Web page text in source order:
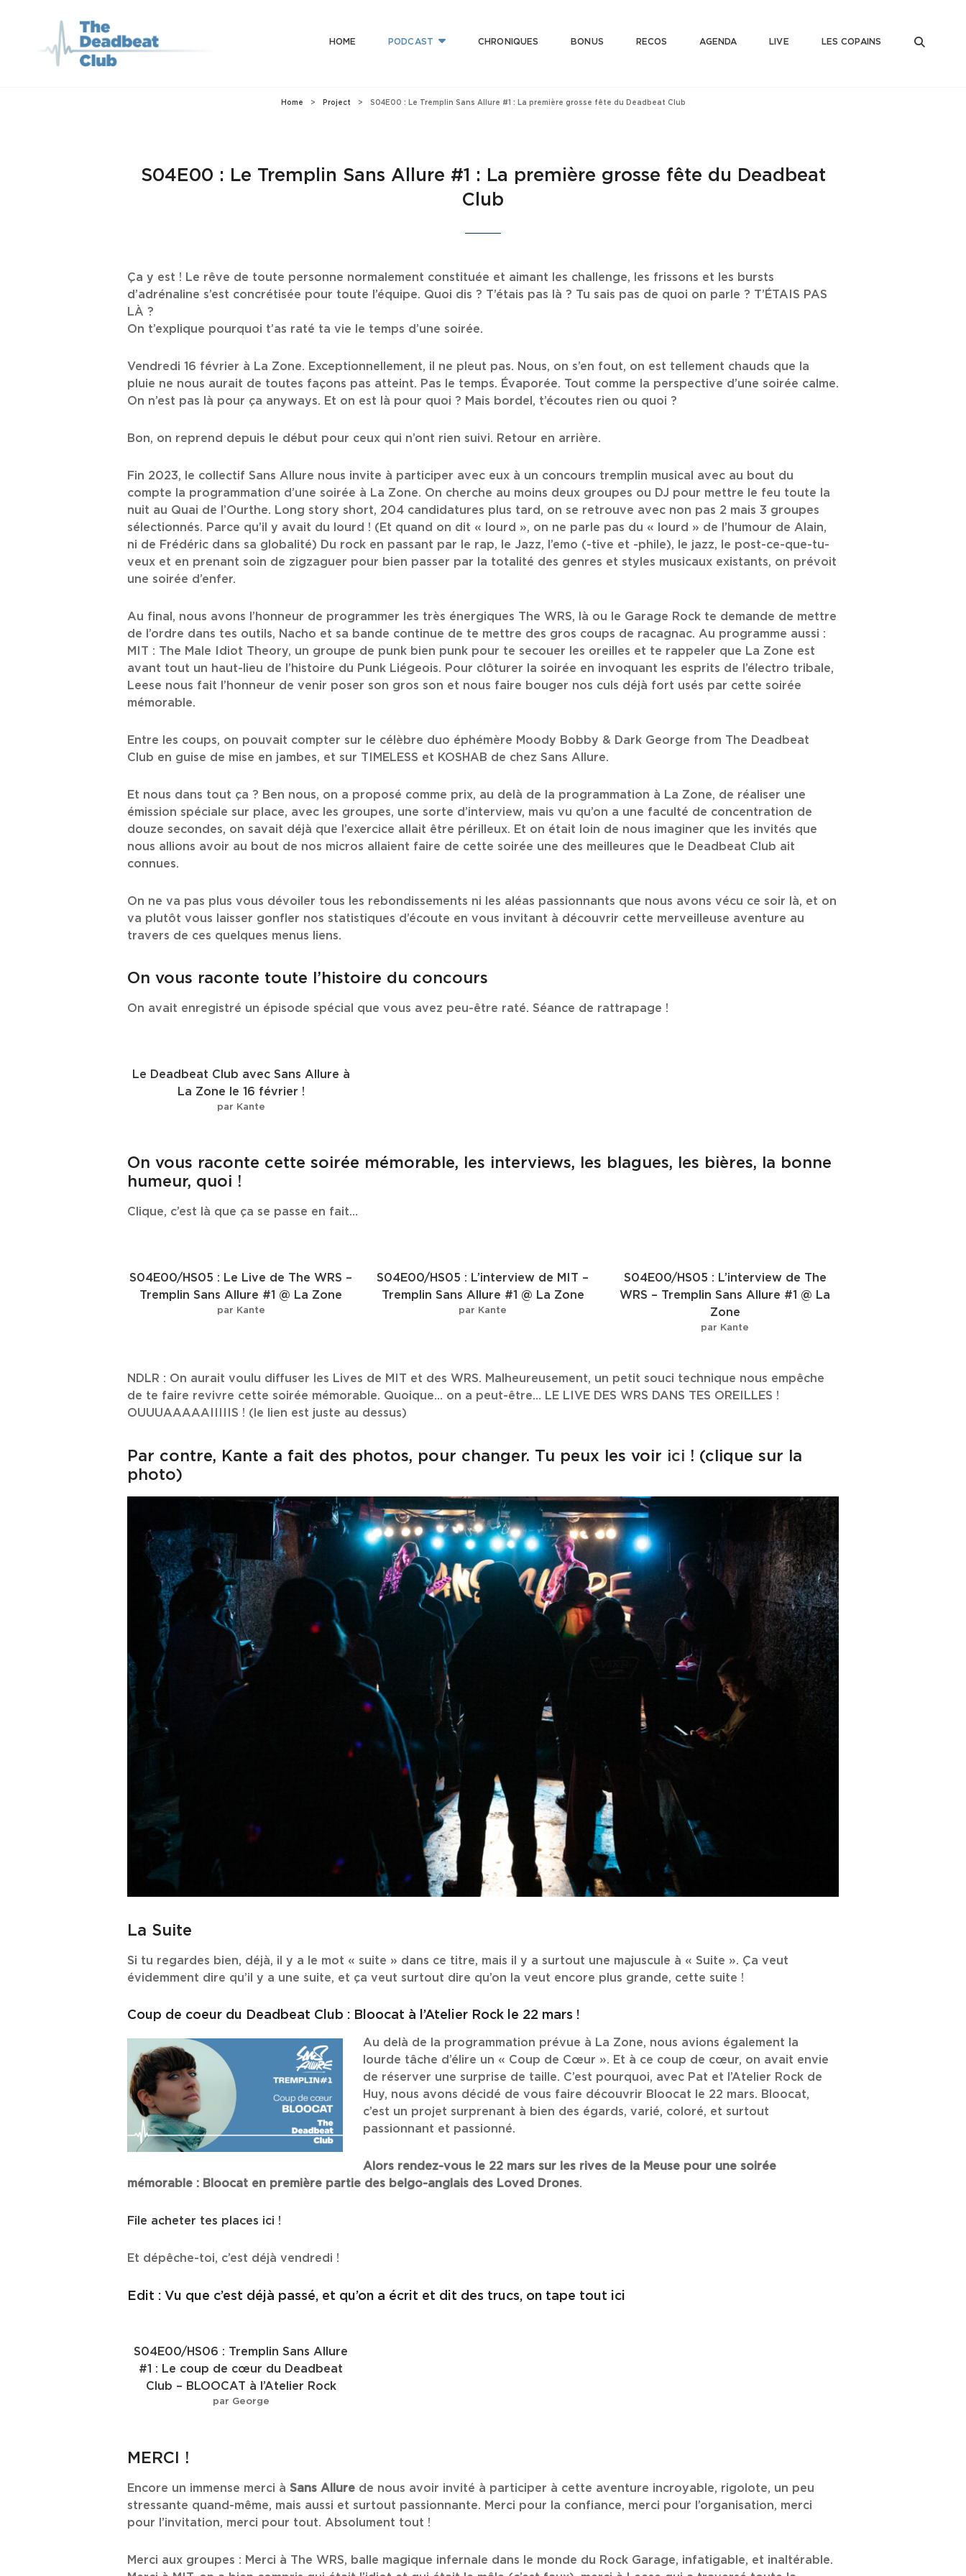
HOME PODCAST CHRONIQUES BONUS RECOS AGENDA LIVE LES COPAINS
Home > Project > S04E00 : Le Tremplin Sans Allure #1 : La première grosse fête du Deadbeat Club
S04E00 : Le Tremplin Sans Allure #1 : La première grosse fête du Deadbeat
Club
Ça y est ! Le rêve de toute personne normalement constituée et aimant les challenge, les frissons et les bursts
d’adrénaline s’est concrétisée pour toute l’équipe. Quoi dis ? T’étais pas là ? Tu sais pas de quoi on parle ? T’ÉTAIS PAS
LÀ ?
On t’explique pourquoi t’as raté ta vie le temps d’une soirée.
Vendredi 16 février à La Zone. Exceptionnellement, il ne pleut pas. Nous, on s’en fout, on est tellement chauds que la
pluie ne nous aurait de toutes façons pas atteint. Pas le temps. Évaporée. Tout comme la perspective d’une soirée calme.
On n’est pas là pour ça anyways. Et on est là pour quoi ? Mais bordel, t’écoutes rien ou quoi ?
Bon, on reprend depuis le début pour ceux qui n’ont rien suivi. Retour en arrière.
Fin 2023, le collectif Sans Allure nous invite à participer avec eux à un concours tremplin musical avec au bout du
compte la programmation d’une soirée à La Zone. On cherche au moins deux groupes ou DJ pour mettre le feu toute la
nuit au Quai de l’Ourthe. Long story short, 204 candidatures plus tard, on se retrouve avec non pas 2 mais 3 groupes
sélectionnés. Parce qu’il y avait du lourd ! (Et quand on dit « lourd », on ne parle pas du « lourd » de l’humour de Alain,
ni de Frédéric dans sa globalité) Du rock en passant par le rap, le Jazz, l’emo (-tive et -phile), le jazz, le post-ce-que-tu-
veux et en prenant soin de zigzaguer pour bien passer par la totalité des genres et styles musicaux existants, on prévoit
une soirée d’enfer.
Au final, nous avons l’honneur de programmer les très énergiques The WRS, là ou le Garage Rock te demande de mettre
de l’ordre dans tes outils, Nacho et sa bande continue de te mettre des gros coups de racagnac. Au programme aussi :
MIT : The Male Idiot Theory, un groupe de punk bien punk pour te secouer les oreilles et te rappeler que La Zone est
avant tout un haut-lieu de l’histoire du Punk Liégeois. Pour clôturer la soirée en invoquant les esprits de l’électro tribale,
Leese nous fait l’honneur de venir poser son gros son et nous faire bouger nos culs déjà fort usés par cette soirée
mémorable.
Entre les coups, on pouvait compter sur le célèbre duo éphémère Moody Bobby & Dark George from The Deadbeat
Club en guise de mise en jambes, et sur TIMELESS et KOSHAB de chez Sans Allure.
Et nous dans tout ça ? Ben nous, on a proposé comme prix, au delà de la programmation à La Zone, de réaliser une
émission spéciale sur place, avec les groupes, une sorte d’interview, mais vu qu’on a une faculté de concentration de
douze secondes, on savait déjà que l’exercice allait être périlleux. Et on était loin de nous imaginer que les invités que
nous allions avoir au bout de nos micros allaient faire de cette soirée une des meilleures que le Deadbeat Club ait
connues.
On ne va pas plus vous dévoiler tous les rebondissements ni les aléas passionnants que nous avons vécu ce soir là, et on
va plutôt vous laisser gonfler nos statistiques d’écoute en vous invitant à découvrir cette merveilleuse aventure au
travers de ces quelques menus liens.
On vous raconte toute l’histoire du concours
On avait enregistré un épisode spécial que vous avez peu-être raté. Séance de rattrapage !
Le Deadbeat Club avec Sans Allure à
La Zone le 16 février !
par Kante
On vous raconte cette soirée mémorable, les interviews, les blagues, les bières, la bonne
humeur, quoi !
Clique, c’est là que ça se passe en fait…
S04E00/HS05 : Le Live de The WRS –
Tremplin Sans Allure #1 @ La Zone
par Kante
S04E00/HS05 : L’interview de MIT –
Tremplin Sans Allure #1 @ La Zone
par Kante
S04E00/HS05 : L’interview de The
WRS – Tremplin Sans Allure #1 @ La
Zone
par Kante
NDLR : On aurait voulu diffuser les Lives de MIT et des WRS. Malheureusement, un petit souci technique nous empêche
de te faire revivre cette soirée mémorable. Quoique… on a peut-être… LE LIVE DES WRS DANS TES OREILLES !
OUUUAAAAAIIIIIS ! (le lien est juste au dessus)
Par contre, Kante a fait des photos, pour changer. Tu peux les voir ici ! (clique sur la
photo)
La Suite
Si tu regardes bien, déjà, il y a le mot « suite » dans ce titre, mais il y a surtout une majuscule à « Suite ». Ça veut
évidemment dire qu’il y a une suite, et ça veut surtout dire qu’on la veut encore plus grande, cette suite !
Coup de coeur du Deadbeat Club : Bloocat à l’Atelier Rock le 22 mars !
Au delà de la programmation prévue à La Zone, nous avions également la
lourde tâche d’élire un « Coup de Cœur ». Et à ce coup de cœur, on avait envie
de réserver une surprise de taille. C’est pourquoi, avec Pat et l’Atelier Rock de
Huy, nous avons décidé de vous faire découvrir Bloocat le 22 mars. Bloocat,
c’est un projet surprenant à bien des égards, varié, coloré, et surtout
passionnant et passionné.
Alors rendez-vous le 22 mars sur les rives de la Meuse pour une soirée
mémorable : Bloocat en première partie des belgo-anglais des Loved Drones.
File acheter tes places ici !
Et dépêche-toi, c’est déjà vendredi !
Edit : Vu que c’est déjà passé, et qu’on a écrit et dit des trucs, on tape tout ici
S04E00/HS06 : Tremplin Sans Allure
#1 : Le coup de cœur du Deadbeat
Club – BLOOCAT à l’Atelier Rock
par George
MERCI !
Encore un immense merci à Sans Allure de nous avoir invité à participer à cette aventure incroyable, rigolote, un peu
stressante quand-même, mais aussi et surtout passionnante. Merci pour la confiance, merci pour l’organisation, merci
pour l’invitation, merci pour tout. Absolument tout !
Merci aux groupes : Merci à The WRS, balle magique infernale dans le monde du Rock Garage, infatigable, et inaltérable.